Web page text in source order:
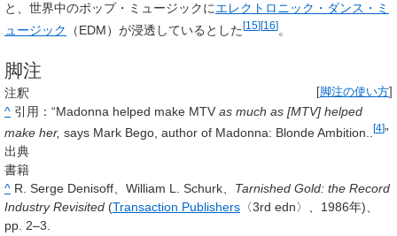
と、世界中のポップ・ミュージックにエレクトロニック・ダンス・ミ
ュージック
（EDM）が浸透しているとした [15][16] 。
脚注
[脚注の使い方]
注釈
^ 引用：“Madonna helped make MTV as much as [MTV] helped
make her, says Mark Bego, author of Madonna: Blonde Ambition..[4]”
出典
書籍
^ R. Serge Denisoff、William L. Schurk、 Tarnished Gold: the Record
Industry Revisited (Transaction Publishers 〈3rd edn〉、1986年)、
pp. 2–3.